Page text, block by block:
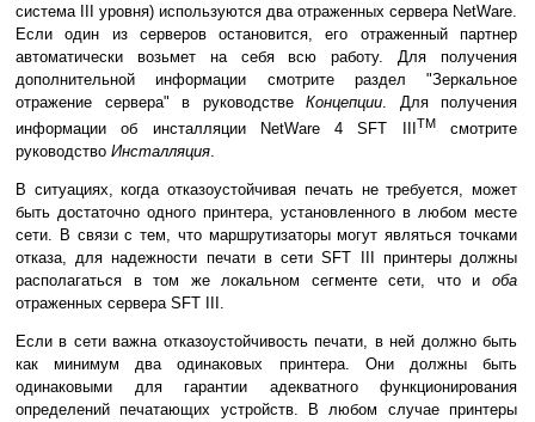
система III уровня) используются два отраженных сервера NetWare.
Если один из серверов остановится, его отраженный партнер
автоматически возьмет на себя всю работу. Для получения
дополнительной информации смотрите раздел "Зеркальное
отражение сервера" в руководстве Концепции. Для получения
информации об инсталляции NetWare 4 SFT III
TMсмотрите
руководство Инсталляция.
В ситуациях, когда отказоустойчивая печать не требуется, может
быть достаточно одного принтера, установленного в любом месте
сети. В связи с тем, что маршрутизаторы могут являться точками
отказа, для надежности печати в сети SFT III принтеры должны
располагаться в том же локальном сегменте сети, что и оба
отраженных сервера SFT III.
Если в сети важна отказоустойчивость печати, в ней должно быть
как минимум два одинаковых принтера. Они должны быть
одинаковыми для гарантии адекватного функционирования
определений печатающих устройств. В любом случае принтеры